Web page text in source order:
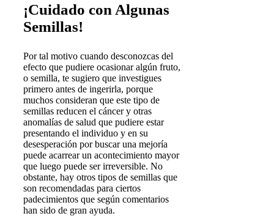
¡Cuidado con Algunas
Semillas!
Por tal motivo cuando desconozcas del
efecto que pudiere ocasionar algún fruto,
o semilla, te sugiero que investigues
primero antes de ingerirla, porque
muchos consideran que este tipo de
semillas reducen el cáncer y otras
anomalías de salud que pudiere estar
presentando el individuo y en su
desesperación por buscar una mejoría
puede acarrear un acontecimiento mayor
que luego puede ser irreversible. No
obstante, hay otros tipos de semillas que
son recomendadas para ciertos
padecimientos que según comentarios
han sido de gran ayuda.